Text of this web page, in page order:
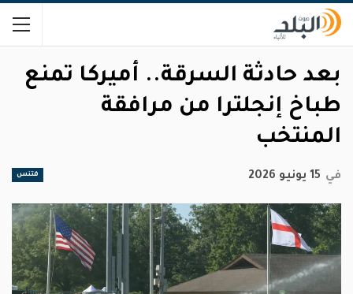
بعد حادثة السرقة.. أميركا تمنع
طباخ إنجلترا من مرافقة
المنتخب
فتنس في 15 يونيو 2026